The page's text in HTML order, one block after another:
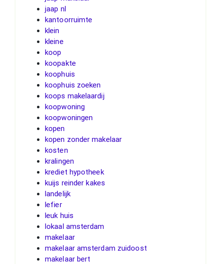
jaap nl
kantoorruimte
klein
kleine
koop
koopakte
koophuis
koophuis zoeken
koops makelaardij
koopwoning
koopwoningen
kopen
kopen zonder makelaar
kosten
kralingen
krediet hypotheek
kuijs reinder kakes
landelijk
lefier
leuk huis
lokaal amsterdam
makelaar
makelaar amsterdam zuidoost
makelaar bert